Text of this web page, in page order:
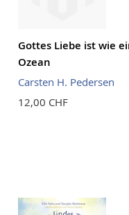
Gottes Liebe ist wie
Ozean
Carsten H. Pedersen
12,00 CHF